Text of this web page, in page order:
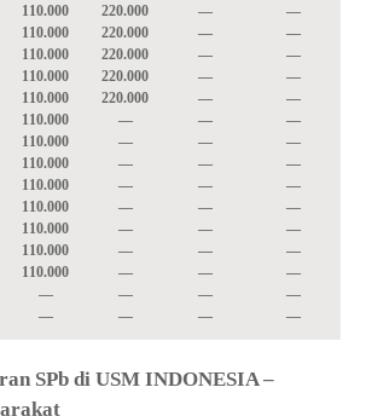
110.000
110.000
110.000
110.000
110.000
110.000
110.000
110.000
110.000
110.000
110.000
110.000
110.000
—
—
220.000
220.000
220.000
220.000
220.000
—
—
—
—
—
—
—
—
—
—
—
—
—
—
—
—
—
—
—
—
—
—
—
—
—
—
—
—
—
—
—
—
—
—
—
—
—
—
—
—
SPb di USM INDONESIA –